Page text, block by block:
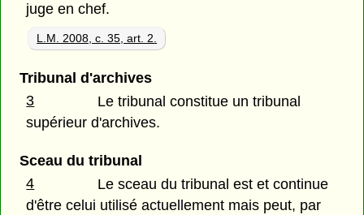
juge en chef.
L.M. 2008, c. 35, art. 2.
Tribunal d'archives
3
Le tribunal constitue un tribunal
supérieur d'archives.
Sceau du tribunal
4
Le sceau du tribunal est et continue
d'être celui utilisé actuellement mais peut, par